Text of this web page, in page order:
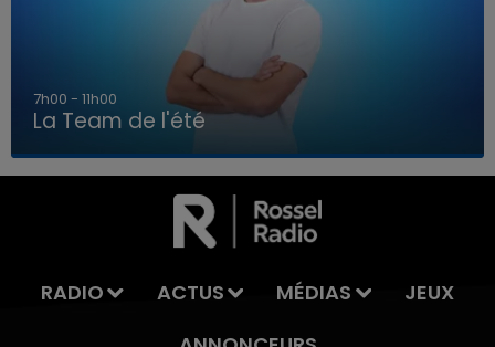
LA TEAM DE L'ÉTÉ
7h00 - 11h00
La Team de l'été
RADIO ACTUS MÉDIAS
JEUX